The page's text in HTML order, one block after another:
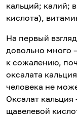
кальций; калий;
кислота),
На первый
довольно много
к сожалению,
оксалата
человека не
Оксалат
щавелевой